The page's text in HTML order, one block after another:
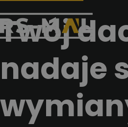
Twój
nadaje